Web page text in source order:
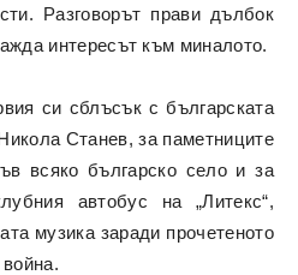
Разговорът прави дълбок
интересът към миналото.
си сблъсък с българската
Станев, за паметниците
всяко българско село и за
автобус на „Литекс“,
музика заради прочетеното